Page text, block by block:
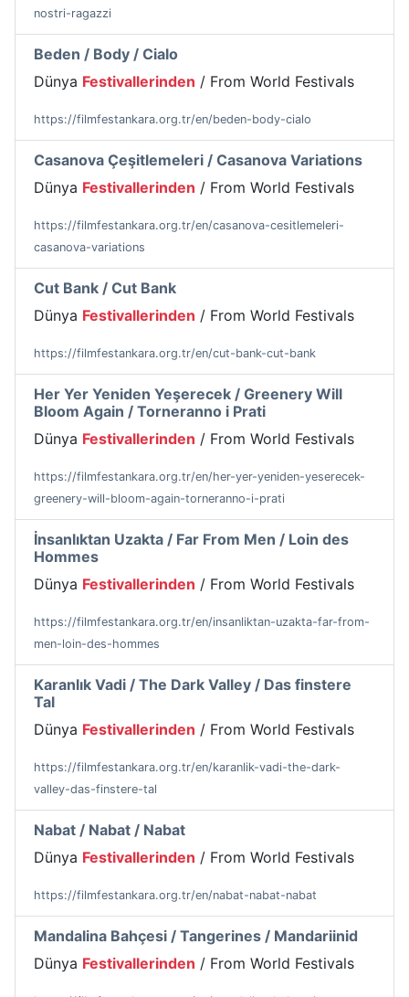
nostri-ragazzi
Beden / Body / Cialo
Dünya Festivallerinden / From World Festivals
https://filmfestankara.org.tr/en/beden-body-cialo
Casanova Çeşitlemeleri / Casanova Variations
Dünya Festivallerinden / From World Festivals
https://filmfestankara.org.tr/en/casanova-cesitlemeleri-
casanova-variations
Cut Bank / Cut Bank
Dünya Festivallerinden / From World Festivals
https://filmfestankara.org.tr/en/cut-bank-cut-bank
Her Yer Yeniden Yeşerecek / Greenery Will
Bloom Again / Torneranno i Prati
Dünya Festivallerinden / From World Festivals
https://filmfestankara.org.tr/en/her-yer-yeniden-yeserecek-
greenery-will-bloom-again-torneranno-i-prati
İnsanlıktan Uzakta / Far From Men / Loin des
Hommes
Dünya Festivallerinden / From World Festivals
https://filmfestankara.org.tr/en/insanliktan-uzakta-far-from-
men-loin-des-hommes
Karanlık Vadi / The Dark Valley / Das finstere
Tal
Dünya Festivallerinden / From World Festivals
https://filmfestankara.org.tr/en/karanlik-vadi-the-dark-
valley-das-finstere-tal
Nabat / Nabat / Nabat
Dünya Festivallerinden / From World Festivals
https://filmfestankara.org.tr/en/nabat-nabat-nabat
Mandalina Bahçesi / Tangerines / Mandariinid
Dünya Festivallerinden / From World Festivals